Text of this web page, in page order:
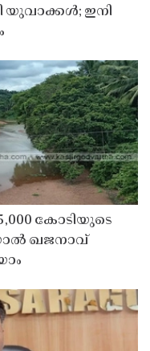
യുവാക്കൾ; ഇനി
കോടിയുടെ
ഖജനാവ്